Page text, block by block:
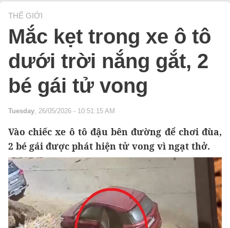
THẾ GIỚI
Mắc kẹt trong xe ô tô
dưới trời nắng gắt, 2
bé gái tử vong
Tuesday, 26/05/2026 - 10:51:15 AM
Vào chiếc xe ô tô đậu bên đường để chơi đùa,
2 bé gái được phát hiện tử vong vì ngạt thở.